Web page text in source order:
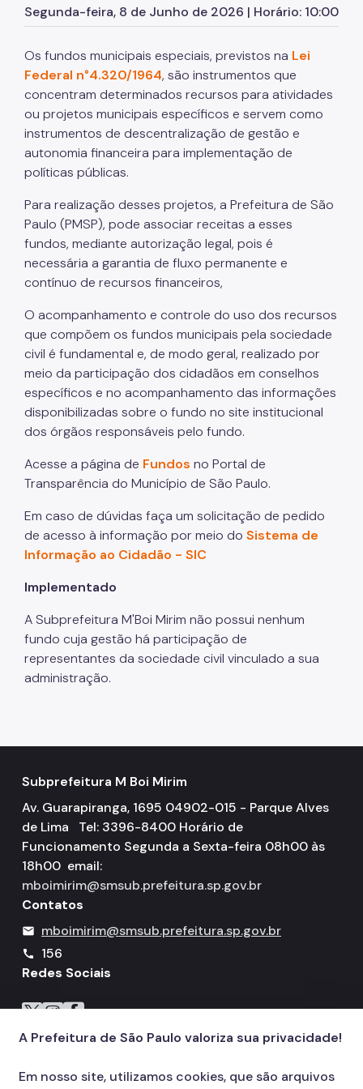
Licitações
SP Mais Fácil
Zeladoria Urbana
Cata-Bagulho
Termo de Cooperação
Segunda-feira, 8 de Junho de 2026 | Horário: 10:00
Os fundos municipais especiais, previstos na Lei
Federal n°4.320/1964, são instrumentos que
concentram determinados recursos para atividades
ou projetos municipais específicos e servem como
instrumentos de descentralização de gestão e
autonomia financeira para implementação de
políticas públicas.
Para realização desses projetos, a Prefeitura de São
Paulo (PMSP), pode associar receitas a esses
fundos, mediante autorização legal, pois é
necessária a garantia de fluxo permanente e
contínuo de recursos financeiros,
O acompanhamento e controle do uso dos recursos
que compõem os fundos municipais pela sociedade
civil é fundamental e, de modo geral, realizado por
meio da participação dos cidadãos em conselhos
específicos e no acompanhamento das informações
disponibilizadas sobre o fundo no site institucional
dos órgãos responsáveis pelo fundo.
Acesse a página de Fundos no Portal de
Transparência do Município de São Paulo.
Em caso de dúvidas faça um solicitação de pedido
de acesso à informação por meio do Sistema de
Informação ao Cidadão - SIC
Implementado
A Subprefeitura M'Boi Mirim não possui nenhum
fundo cuja gestão há participação de
representantes da sociedade civil vinculado a sua
administração.
Subprefeitura M Boi Mirim
Av. Guarapiranga, 1695 04902-015 - Parque Alves
de Lima Tel: 3396-8400 Horário de
Funcionamento Segunda a Sexta-feira 08h00 às
18h00 email:
mboimirim@smsub.prefeitura.sp.gov.br
Contatos
mail mboimirim@smsub.prefeitura.sp.gov.br
call
156
Redes Sociais
Icone do X
Icone do Instagram
Icone do Facebook
A Prefeitura de São Paulo valoriza sua privacidade!
Em nosso site, utilizamos cookies, que são arquivos